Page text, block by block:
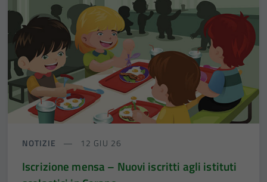
NOTIZIE 12 GIU 26
Iscrizione mensa – Nuovi iscritti agli istituti